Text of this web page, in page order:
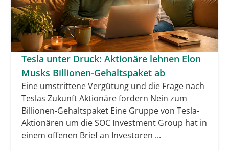
Tesla unter Druck: Aktionäre lehnen Elon
Musks Billionen-Gehaltspaket ab
Eine umstrittene Vergütung und die Frage nach
Teslas Zukunft Aktionäre fordern Nein zum
Billionen-Gehaltspaket Eine Gruppe von Tesla-
Aktionären um die SOC Investment Group hat in
einem offenen Brief an Investoren ...